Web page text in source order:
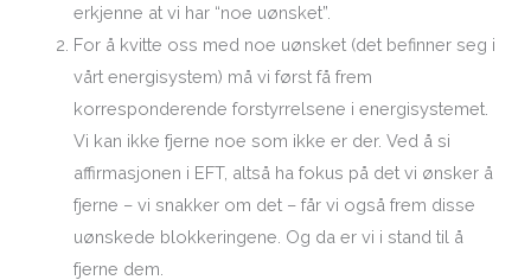
erkjenne at vi har “noe uønsket”.
For å kvitte oss med noe uønsket (det befinner seg i
vårt energisystem) må vi først få frem
korresponderende forstyrrelsene i energisystemet.
Vi kan ikke fjerne noe som ikke er der. Ved å si
affirmasjonen i EFT, altså ha fokus på det vi ønsker å
fjerne – vi snakker om det – får vi også frem disse
uønskede blokkeringene. Og da er vi i stand til å
fjerne dem.